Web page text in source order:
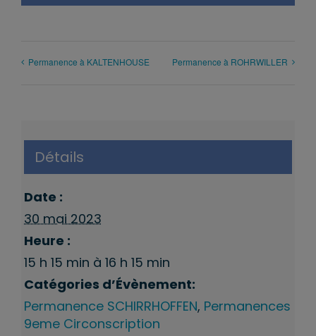
Permanence à KALTENHOUSE Permanence à ROHRWILLER
Détails
Date :
30 mai 2023
Heure :
15 h 15 min à 16 h 15 min
Catégories d’Évènement:
Permanence SCHIRRHOFFEN, Permanences
9eme Circonscription